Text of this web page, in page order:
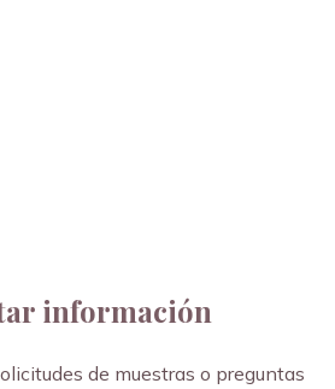
información
de muestras o preguntas